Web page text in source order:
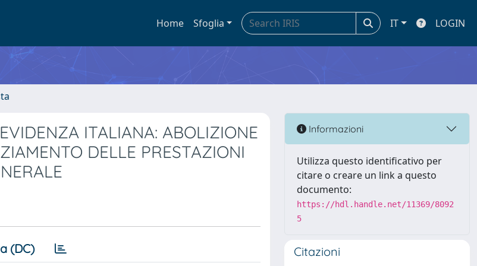
Home Sfoglia IT LOGIN
ITALIANA: ABOLIZIONE
DELLE PRESTAZIONI
(DC)
Informazioni
Utilizza questo identificativo per
citare o creare un link a questo
documento:
https://hdl.handle.net/11369/8092
5
Citazioni